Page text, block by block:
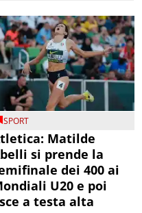
SPORT
Matilde
si prende la
dei 400 ai
U20 e poi
a testa alta